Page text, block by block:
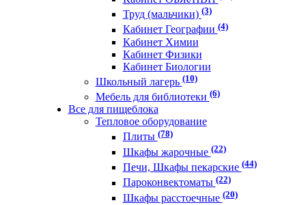
Труд (мальчики)(3)
Кабинет Географии(4)
Кабинет Химии
Кабинет Физики
Кабинет Биологии
Школьный лагерь(10)
Мебель для библиотеки(6)
Все для пищеблока
Тепловое оборудование
Плиты(78)
Шкафы жарочные(22)
Печи, Шкафы пекарские(44)
Пароконвектоматы(22)
Шкафы расстоечные(20)